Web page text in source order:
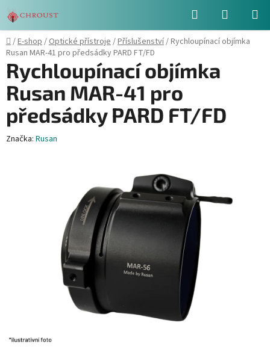
na
obsah
Hledat
KOŠÍK
Domů
/E-shop/Optické přístroje/Příslušenství/Rychloupínací objímka
Rusan MAR-41 pro předsádky PARD FT/FD
Rychloupínací objímka
Rusan MAR-41 pro
předsádky PARD FT/FD
Značka: Rusan